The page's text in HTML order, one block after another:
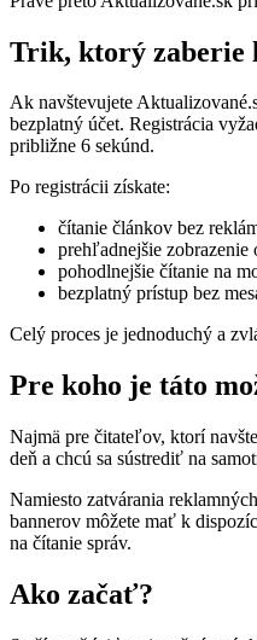
Trik, ktorý zaberie
Ak navštevujete
bezplatný účet. Registrácia
približne 6 sekúnd.
Po registrácii získate:
čítanie článkov bez
prehľadnejšie zobrazenie
pohodlnejšie čítanie na
bezplatný prístup bez
Celý proces je jednoduchý a
Pre koho je táto
Najmä pre čitateľov, ktorí
deň a chcú sa sústrediť na
Namiesto zatvárania
bannerov môžete mať k
na čítanie správ.
Ako začať?